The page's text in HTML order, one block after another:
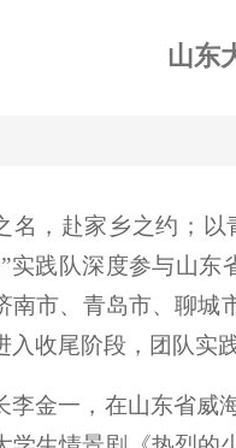
山东
名，赴家乡之约；
实践队深度参与山
南市、青岛市、聊城
入收尾阶段，团队实
李金一，在山东省威